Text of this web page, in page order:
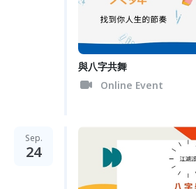
與八字共舞
Online Event
Sep.
24